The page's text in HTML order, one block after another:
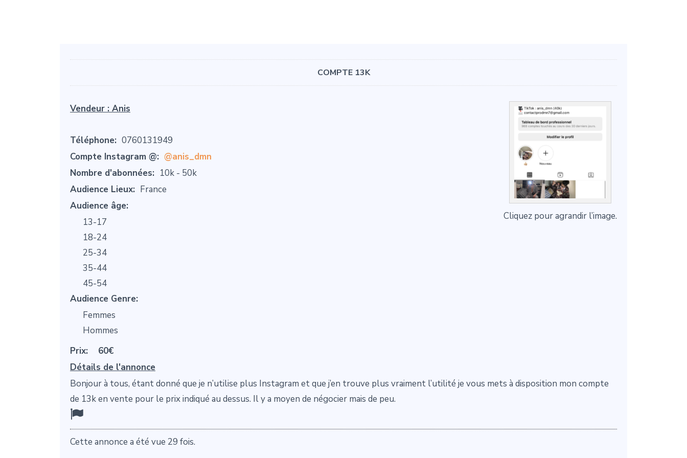
COMPTE 13K
Cliquez pour agrandir l’image.
Vendeur : Anis
Téléphone: 0760131949
Compte Instagram @: @anis_dmn
Nombre d'abonnées: 10k - 50k
Audience Lieux: France
Audience âge:
13-17
18-24
25-34
35-44
45-54
Audience Genre:
Femmes
Hommes
Prix:
60€
Détails de l'annonce
Bonjour à tous, étant donné que je n’utilise plus Instagram et que j’en trouve plus vraiment l’utilité je vous mets à disposition mon compte
de 13k en vente pour le prix indiqué au dessus. Il y a moyen de négocier mais de peu.
Cette annonce a été vue 29 fois.